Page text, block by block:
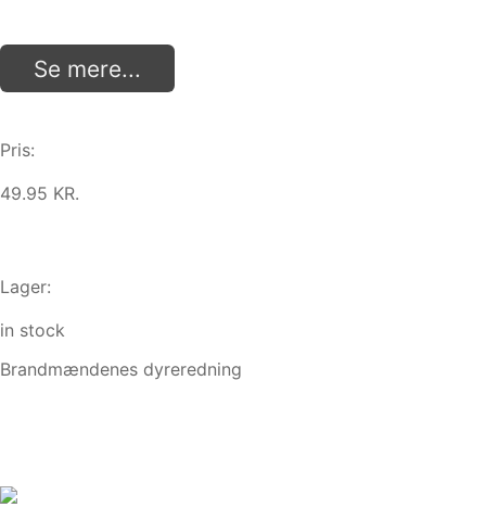
Se mere...
Pris:
49.95 KR.
Lager:
in stock
Brandmændenes dyreredning